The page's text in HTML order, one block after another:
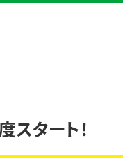
スタート！